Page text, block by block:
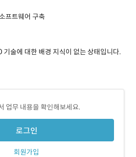
프트웨어 구축
술에 대한 배경 지식이 없는 상태입니다.
업무 내용을 확인해보세요.
로그인
회원가입